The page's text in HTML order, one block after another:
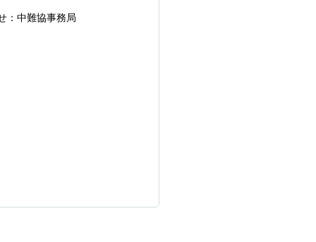
：中難協事務局